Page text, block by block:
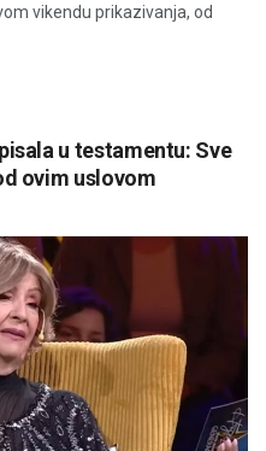
vikendu prikazivanja, od
u testamentu: Sve
ovim uslovom